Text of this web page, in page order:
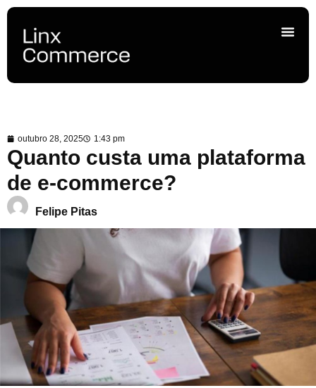
outubro 28, 2025 1:43 pm
Quanto custa uma plataforma
de e-commerce?
Felipe Pitas